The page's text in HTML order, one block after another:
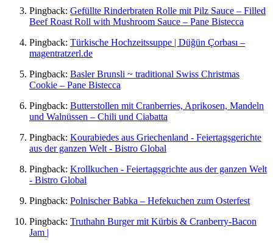
Pingback: Gefüllte Rinderbraten Rolle mit Pilz Sauce – Filled
Beef Roast Roll with Mushroom Sauce – Pane Bistecca
Pingback: Türkische Hochzeitssuppe | Düğün Çorbası –
magentratzerl.de
Pingback: Basler Brunsli ~ traditional Swiss Christmas
Cookie – Pane Bistecca
Pingback: Butterstollen mit Cranberries, Aprikosen, Mandeln
und Walnüssen – Chili und Ciabatta
Pingback: Kourabiedes aus Griechenland - Feiertagsgerichte
aus der ganzen Welt - Bistro Global
Pingback: Krollkuchen - Feiertagsgrichte aus der ganzen Welt
- Bistro Global
Pingback: Polnischer Babka – Hefekuchen zum Osterfest
Pingback: Truthahn Burger mit Kürbis & Cranberry-Bacon
Jam |